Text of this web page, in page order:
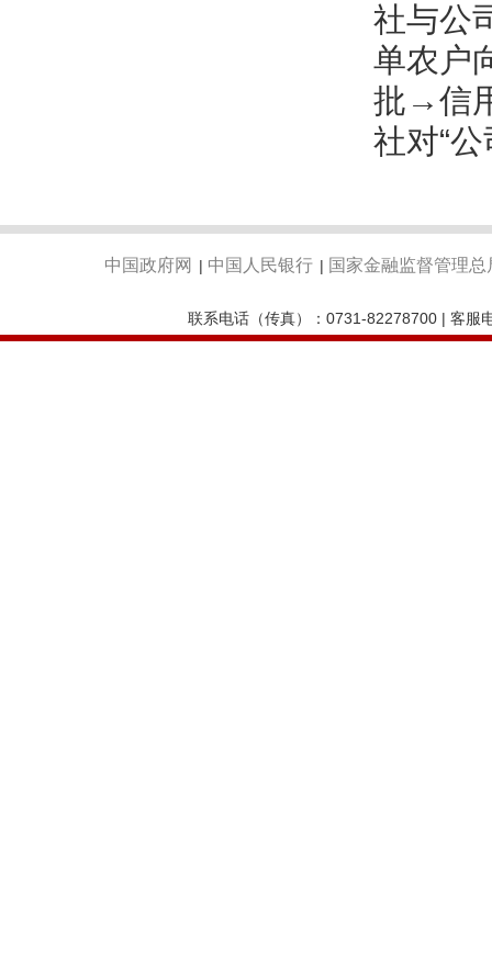
社与公
单农户
批→信
社对“
中国政府网 | 中国人民银行 | 国家金融监督管理总
联系电话（传真）：0731-82278700 | 客服